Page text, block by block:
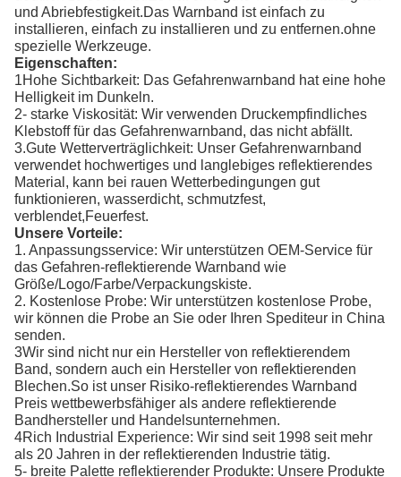
und Abriebfestigkeit.Das Warnband ist einfach zu
installieren, einfach zu installieren und zu entfernen.ohne
spezielle Werkzeuge.
Eigenschaften:
1Hohe Sichtbarkeit: Das Gefahrenwarnband hat eine hohe
Helligkeit im Dunkeln.
2- starke Viskosität: Wir verwenden Druckempfindliches
Klebstoff für das Gefahrenwarnband, das nicht abfällt.
3.Gute Wetterverträglichkeit: Unser Gefahrenwarnband
verwendet hochwertiges und langlebiges reflektierendes
Material, kann bei rauen Wetterbedingungen gut
funktionieren, wasserdicht, schmutzfest,
verblendet,Feuerfest.
Unsere Vorteile:
1. Anpassungsservice: Wir unterstützen OEM-Service für
das Gefahren-reflektierende Warnband wie
Größe/Logo/Farbe/Verpackungskiste.
2. Kostenlose Probe: Wir unterstützen kostenlose Probe,
wir können die Probe an Sie oder Ihren Spediteur in China
senden.
3Wir sind nicht nur ein Hersteller von reflektierendem
Band, sondern auch ein Hersteller von reflektierenden
Blechen.So ist unser Risiko-reflektierendes Warnband
Preis wettbewerbsfähiger als andere reflektierende
Bandhersteller und Handelsunternehmen.
4Rich Industrial Experience: Wir sind seit 1998 seit mehr
als 20 Jahren in der reflektierenden Industrie tätig.
5- breite Palette reflektierender Produkte: Unsere Produkte